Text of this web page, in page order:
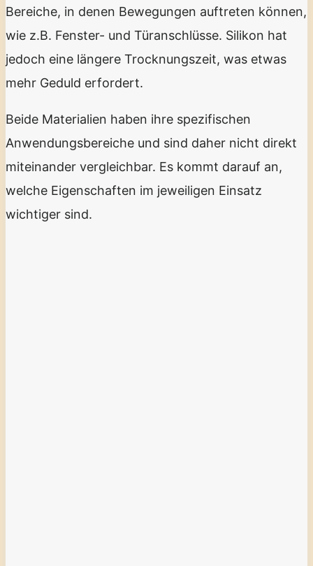
Bereiche, in denen Bewegungen auftreten können,
wie z.B. Fenster- und Türanschlüsse. Silikon hat
jedoch eine längere Trocknungszeit, was etwas
mehr Geduld erfordert.
Beide Materialien haben ihre spezifischen
Anwendungsbereiche und sind daher nicht direkt
miteinander vergleichbar. Es kommt darauf an,
welche Eigenschaften im jeweiligen Einsatz
wichtiger sind.